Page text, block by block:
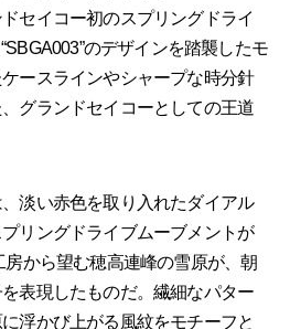
セイコー初のスプリングドライ
のデザインを踏襲したモ
ースラインやシャープな時分針
グランドセイコーとしての王道
淡い赤色を取り入れたダイアル
リングドライブムーブメントが
から望む穂高連峰の雪原が、朝
表現したものだ。繊細なパター
浮かび上がる風紋をモチーフと